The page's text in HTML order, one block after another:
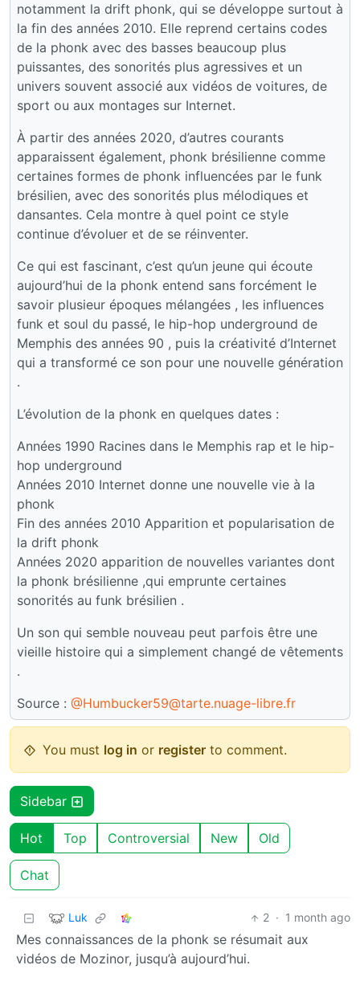
notamment la drift phonk, qui se développe surtout à
la fin des années 2010. Elle reprend certains codes
de la phonk avec des basses beaucoup plus
puissantes, des sonorités plus agressives et un
univers souvent associé aux vidéos de voitures, de
sport ou aux montages sur Internet.
À partir des années 2020, d’autres courants
apparaissent également, phonk brésilienne comme
certaines formes de phonk influencées par le funk
brésilien, avec des sonorités plus mélodiques et
dansantes. Cela montre à quel point ce style
continue d’évoluer et de se réinventer.
Ce qui est fascinant, c’est qu’un jeune qui écoute
aujourd’hui de la phonk entend sans forcément le
savoir plusieur époques mélangées , les influences
funk et soul du passé, le hip-hop underground de
Memphis des années 90 , puis la créativité d’Internet
qui a transformé ce son pour une nouvelle génération
.
L’évolution de la phonk en quelques dates :
Années 1990 Racines dans le Memphis rap et le hip-
hop underground
Années 2010 Internet donne une nouvelle vie à la
phonk
Fin des années 2010 Apparition et popularisation de
la drift phonk
Années 2020 apparition de nouvelles variantes dont
la phonk brésilienne ,qui emprunte certaines
sonorités au funk brésilien .
Un son qui semble nouveau peut parfois être une
vieille histoire qui a simplement changé de vêtements
.
Source : @Humbucker59@tarte.nuage-libre.fr
You must log in or register to comment.
Sidebar
Hot Top Controversial New Old
Chat
Luk 2 · 1 month ago
Mes connaissances de la phonk se résumait aux
vidéos de Mozinor, jusqu’à aujourd’hui.